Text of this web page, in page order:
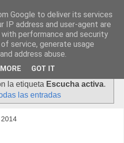
la etiqueta Escucha activa.
las entradas
Google to deliver its services
IP address and user-agent are
performance and security
service, generate usage
address abuse.
GOT IT